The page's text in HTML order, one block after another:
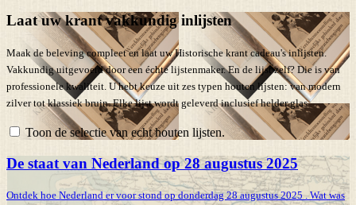
Laat uw krant vakkundig inlijsten
Maak de beleving compleet en laat uw Historische krant cadeau's inlijsten.
Vakkundig uitgevoerd door een échte lijstenmaker. En de lijst zelf? Die is van
professionele kwaliteit. U hebt keuze uit zes typen houten lijsten: van modern
zilver tot klassiek bruin. Elke lijst wordt geleverd inclusief helder glas.
Toon de selectie van echt houten lijsten.
De staat van Nederland op 28 augustus 2025
Ontdek hoe Nederland er voor stond op donderdag 28 augustus 2025 . Wat was